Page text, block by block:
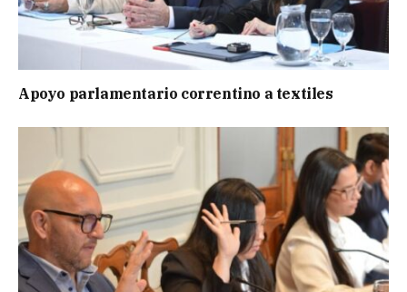
Apoyo parlamentario correntino a textiles